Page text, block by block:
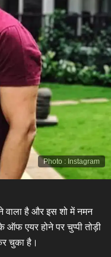
Photo : Instagram
वाला है और इस शो में नमन
एयर होने पर चुप्पी तोड़ी
चुका है।